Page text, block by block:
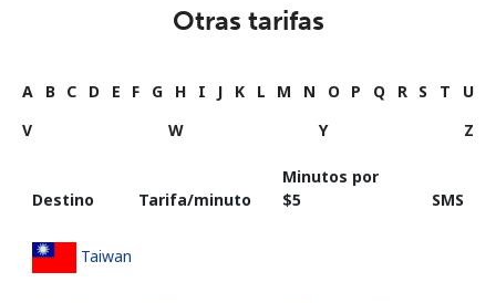
Otras tarifas
A B C D E F G H I J K L M N O P Q R S T
U
V
W Y Z
Destino Tarifa/minuto
Minutos por
⁦$5⁩
SMS
Taiwan